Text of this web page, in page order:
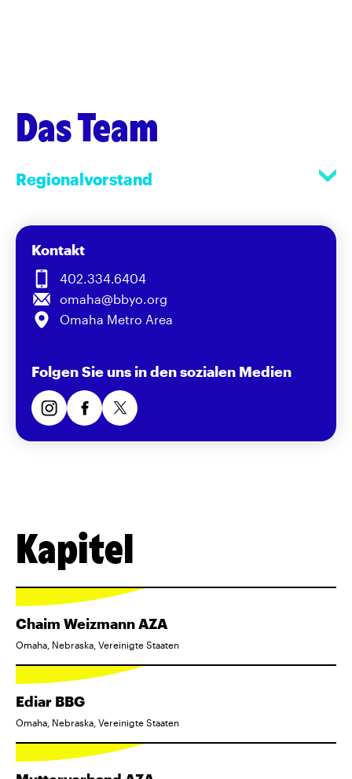
Das Team
Regionalvorstand
Kontakt
402.334.6404
omaha@bbyo.org
Omaha Metro Area
Folgen Sie uns in den sozialen Medien
Kapitel
Chaim Weizmann AZA
Omaha, Nebraska, Vereinigte Staaten
Ediar BBG
Omaha, Nebraska, Vereinigte Staaten